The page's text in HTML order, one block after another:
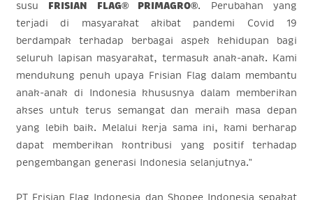
susu FRISIAN FLAG® PRIMAGRO®. Perubahan yang
terjadi di masyarakat akibat pandemi Covid 19
berdampak terhadap berbagai aspek kehidupan bagi
seluruh lapisan masyarakat, termasuk anak-anak. Kami
mendukung penuh upaya Frisian Flag dalam membantu
anak-anak di Indonesia khususnya dalam memberikan
akses untuk terus semangat dan meraih masa depan
yang lebih baik. Melalui kerja sama ini, kami berharap
dapat memberikan kontribusi yang positif terhadap
pengembangan generasi Indonesia selanjutnya.”
PT Frisian Flag Indonesia dan Shopee Indonesia sepakat